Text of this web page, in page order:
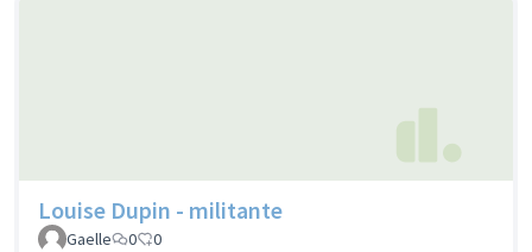
Louise Dupin - militante
Gaelle 0 0